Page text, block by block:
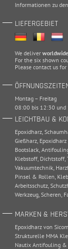
Informationen zu den
LIEFERGEBIET
We deliver worldwide
For the six shown
Please contact us
Montag – Freitag
08:00 bis 12:30
LEICHTBAU &
Epoxidharz
Gießharz
Bootslack
Klebstoff Dichtstoff
Vakuumtechnik
Pinsel & Rollen
Arbeitsschutz
Werkzeug Scheren
MARKEN &
Epoxidharz von
Strukturelle MMA
Nautix Antifouling &